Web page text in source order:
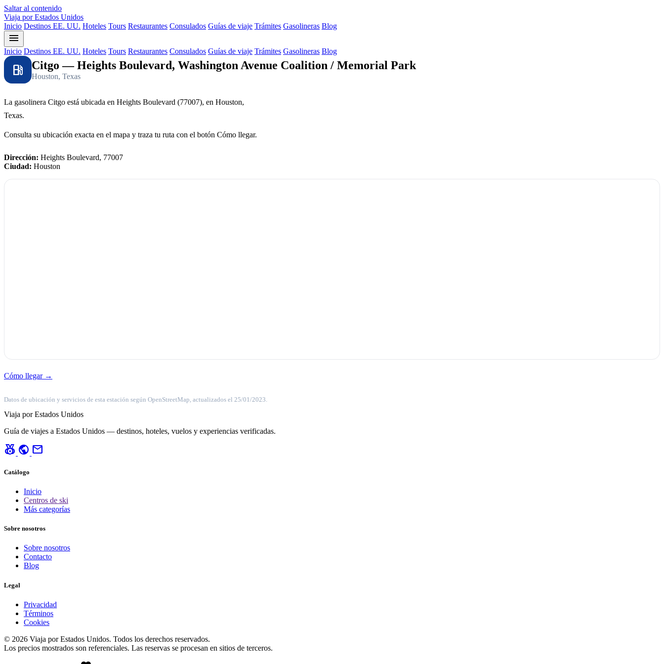
Saltar al contenido
Viaja por Estados Unidos
Inicio Destinos EE. UU. Hoteles Tours Restaurantes Consulados Guías de viaje Trámites Gasolineras Blog
menu
Inicio Destinos EE. UU. Hoteles Tours Restaurantes Consulados Guías de viaje Trámites Gasolineras Blog
local_gas_station Citgo — Heights Boulevard, Washington Avenue Coalition / Memorial Park
Houston, Texas
La gasolinera Citgo está ubicada en Heights Boulevard (77007), en Houston,
Texas.
Consulta su ubicación exacta en el mapa y traza tu ruta con el botón Cómo llegar.
Dirección: Heights Boulevard, 77007
Ciudad: Houston
Cómo llegar →
Datos de ubicación y servicios de esta estación según OpenStreetMap, actualizados el 25/01/2023.
Viaja por Estados Unidos
Guía de viajes a Estados Unidos — destinos, hoteles, vuelos y experiencias verificadas.
social_leaderboard public mail
Catálogo
Inicio
Centros de ski
Más categorías
Sobre nosotros
Sobre nosotros
Contacto
Blog
Legal
Privacidad
Términos
Cookies
© 2026 Viaja por Estados Unidos. Todos los derechos reservados.
Los precios mostrados son referenciales. Las reservas se procesan en sitios de terceros.